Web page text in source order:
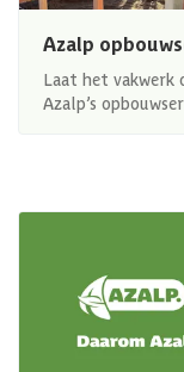
Azalp
Laat het vakwerk
Azalp’s